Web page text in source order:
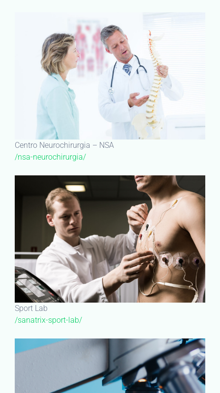
Centro Neurochirurgia – NSA
/nsa-neurochirurgia/
Sport Lab
/sanatrix-sport-lab/